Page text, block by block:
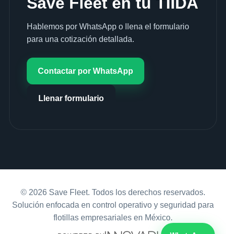
Hablemos por WhatsApp o llena el formulario
para una cotización detallada.
Contactar por WhatsApp
Llenar formulario
© 2026 Save Fleet. Todos los derechos reservados.
Solución enfocada en control operativo y seguridad para
flotillas empresariales en México.